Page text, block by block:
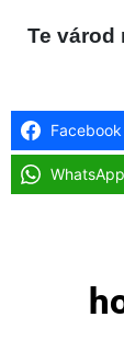
Te várod
Facebook
WhatsApp